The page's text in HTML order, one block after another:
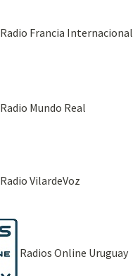
Radio Francia Internacional
Radio Mundo Real
Radio VilardeVoz
Radios Online Uruguay